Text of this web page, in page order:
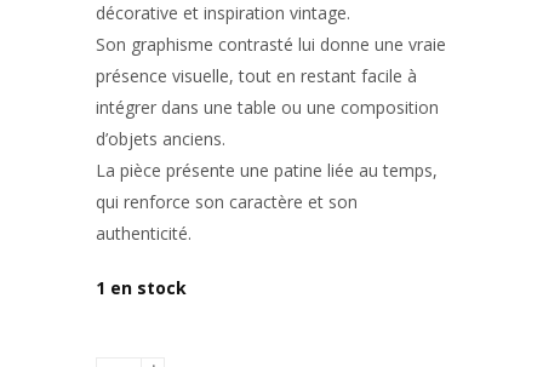
décorative et inspiration vintage.
Son graphisme contrasté lui donne une vraie
présence visuelle, tout en restant facile à
intégrer dans une table ou une composition
d’objets anciens.
La pièce présente une patine liée au temps,
qui renforce son caractère et son
authenticité.
1 en stock